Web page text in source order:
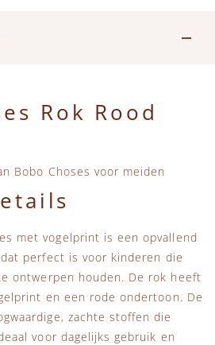
en Knuffeldoekjes
Rok Rood
Bobo Choses voor meiden
met vogelprint is een opvallend
perfect is voor kinderen die
ontwerpen houden. De rok heeft
en een rode ondertoon. De
zachte stoffen die
voor dagelijks gebruik en